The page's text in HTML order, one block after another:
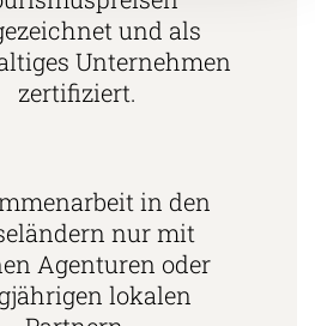
und als
Unternehmen
zertifiziert.
in den
nur mit
Agenturen oder
lokalen